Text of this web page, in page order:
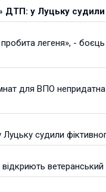
ДТП: у Луцьку судили
легеня», -
для ВПО
Луцьку судили
ветеранський